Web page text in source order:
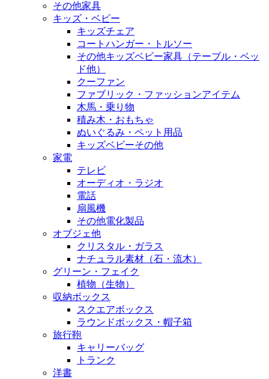
その他家具
キッズ・ベビー
キッズチェア
コートハンガー・トルソー
その他キッズベビー家具（テーブル・ベッ
ド他）
クーファン
ファブリック・ファッションアイテム
木馬・乗り物
積み木・おもちゃ
ぬいぐるみ・ペット用品
キッズベビーその他
家電
テレビ
オーディオ・ラジオ
電話
扇風機
その他電化製品
オブジェ他
クリスタル・ガラス
ナチュラル素材（石・流木）
グリーン・フェイク
植物（生物）
収納ボックス
スクエアボックス
ラウンドボックス・帽子箱
旅行鞄
キャリーバッグ
トランク
洋書